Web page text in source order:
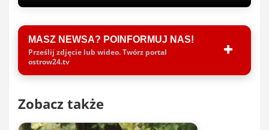
MASZ NEWSA? POINFORMUJ NAS!
Prześlij zdjęcie lub wideo. Twórz portal
ostrow24.tv
Zobacz także